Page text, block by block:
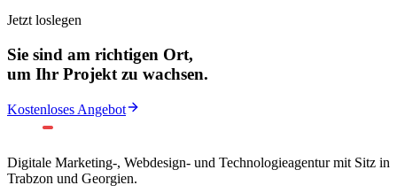
Jetzt loslegen
Sie sind am richtigen Ort,
um Ihr Projekt zu wachsen.
Kostenloses Angebot
Digitale Marketing-, Webdesign- und Technologieagentur mit Sitz in
Trabzon und Georgien.